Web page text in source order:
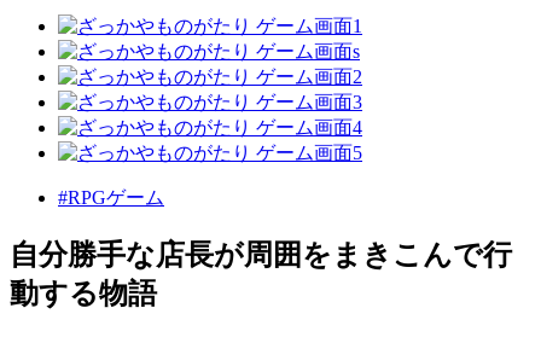
#RPGゲーム
自分勝手な店長が周囲をまきこんで行
動する物語